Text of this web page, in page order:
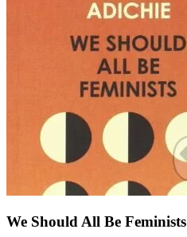
We Should All Be Feminists